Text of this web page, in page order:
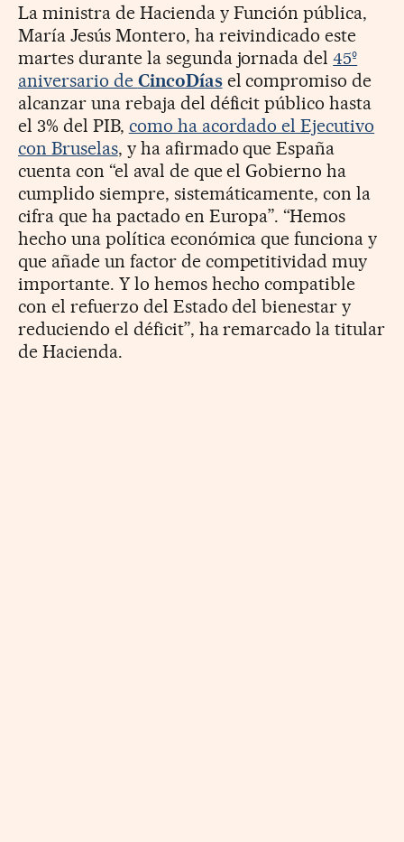
La ministra de Hacienda y Función pública,
María Jesús Montero, ha reivindicado este
martes durante la segunda jornada del45º
aniversario de CincoDíasel compromiso de
alcanzar una rebaja del déficit público hasta
el 3% del PIB, como ha acordado el Ejecutivo
con Bruselas, y ha afirmado que España
cuenta con “el aval de que el Gobierno ha
cumplido siempre, sistemáticamente, con la
cifra que ha pactado en Europa”. “Hemos
hecho una política económica que funciona y
que añade un factor de competitividad muy
importante. Y lo hemos hecho compatible
con el refuerzo del Estado del bienestar y
reduciendo el déficit”, ha remarcado la titular
de Hacienda.